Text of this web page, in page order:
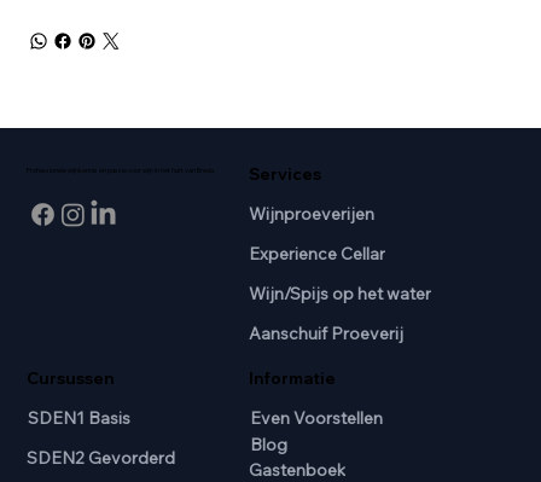
Professionele wijnkennis en passie voor wijn in het hart van Breda.
Cursussen
SDEN1 Basis
SDEN2 Gevorderd
Services
Wijnproeverijen
Experience Cellar
Wijn/Spijs op het water
Aanschuif Proeverij
Informatie
Even Voorstellen
Blog
Gastenboek